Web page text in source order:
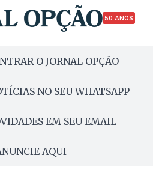
50 ANOS
O JORNAL OPÇÃO
NO SEU WHATSAPP
EM SEU EMAIL
AQUI